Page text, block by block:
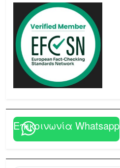
Επικοινωνία Whatsapp